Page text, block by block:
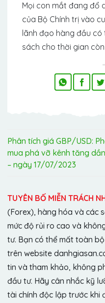
Mọi con mắt đang đổ
của Bộ Chính trị vào
lãnh đạo hàng đầu có
sách cho thời gian
Phân tích giá GBP/USD:
mua phá vỡ kênh tăng dần
– ngày 17/07/2023
TUYÊN BỐ MIỄN TRÁCH
(Forex), hàng hóa và các
mức độ rủi ro cao và
tư. Bạn có thể mất toàn
trên website
tin và tham khảo, không
đầu tư. Hãy cân nhắc kỹ
tài chính độc lập trước khi